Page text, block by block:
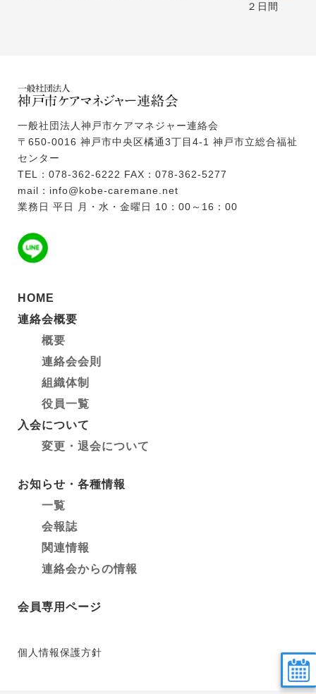
２日間
一般社団法人神戸市ケアマネジャー連絡会
〒650-0016 神戸市中央区橘通3丁目4-1 神戸市立総合福祉
センター
TEL：078-362-6222 FAX：078-362-5277
mail：info@kobe-caremane.net
業務日 平日 月・水・金曜日 10：00～16：00
HOME
連絡会概要
概要
連絡会会則
組織体制
役員一覧
入会について
変更・退会について
お知らせ・各種情報
一覧
会報誌
関連情報
連絡会からの情報
会員専用ページ
個人情報保護方針